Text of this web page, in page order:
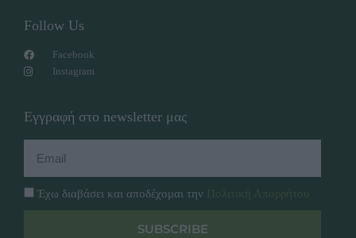
Follow Us
Facebook
Instagram
Εγγραφή στο newsletter μας
Έχω διαβάσει και αποδέχομαι την
SUBSCRIBE